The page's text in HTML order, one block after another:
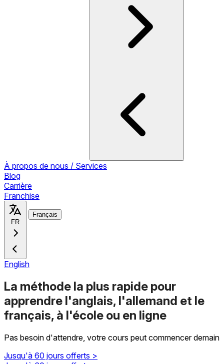
À propos de nous / Services
Blog
Carrière
Franchise
FR
Français
English
La méthode la plus rapide pour
apprendre l'anglais, l'allemand et le
français, à l'école ou en ligne
Pas besoin d'attendre, votre cours peut commencer demain
Jusqu'à 60 jours offerts >